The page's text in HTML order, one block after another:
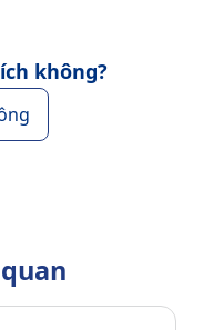
không?